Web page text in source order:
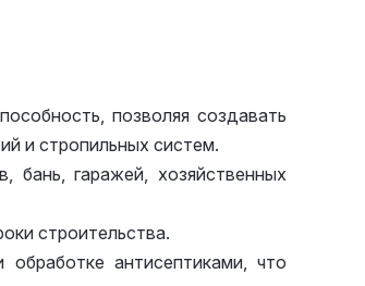
позволяя создавать
и стропильных систем.
гаражей, хозяйственных
строительства.
антисептиками, что